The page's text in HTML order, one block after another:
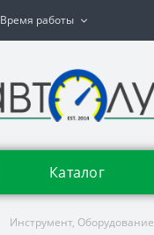
Время работы
Каталог
Инструмент, Оборудование